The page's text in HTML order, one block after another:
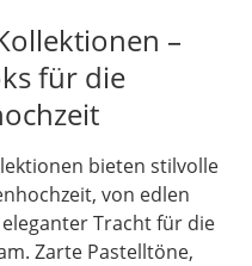
–
für die
bieten stilvolle
von edlen
Tracht für die
Zarte Pastelltöne,